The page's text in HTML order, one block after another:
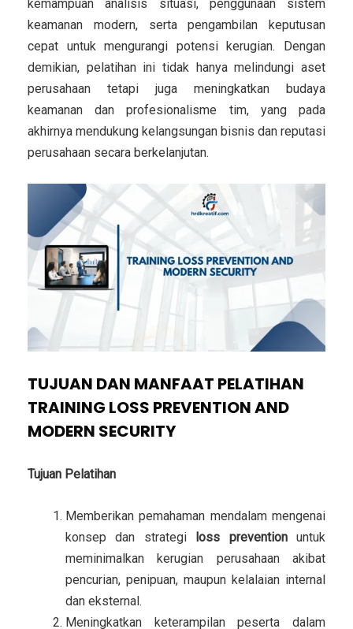
kemampuan analisis situasi, penggunaan sistem
keamanan modern, serta pengambilan keputusan
cepat untuk mengurangi potensi kerugian. Dengan
demikian, pelatihan ini tidak hanya melindungi aset
perusahaan tetapi juga meningkatkan budaya
keamanan dan profesionalisme tim, yang pada
akhirnya mendukung kelangsungan bisnis dan reputasi
perusahaan secara berkelanjutan.
TUJUAN DAN MANFAAT PELATIHAN
TRAINING LOSS PREVENTION AND
MODERN SECURITY
Tujuan Pelatihan
Memberikan pemahaman mendalam mengenai
konsep dan strategi
loss preventionuntuk
meminimalkan kerugian perusahaan akibat
pencurian, penipuan, maupun kelalaian internal
dan eksternal.
Meningkatkan keterampilan peserta dalam